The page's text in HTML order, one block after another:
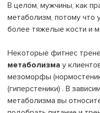
В целом, мужчины, как
метаболизм, потому что
более тяжелые кости и
Некоторые фитнес
метаболизма у
мезоморфы
(гиперстеники) . В
метаболизма вы